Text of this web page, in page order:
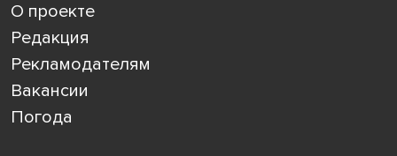
О проекте
Редакция
Рекламодателям
Вакансии
Погода